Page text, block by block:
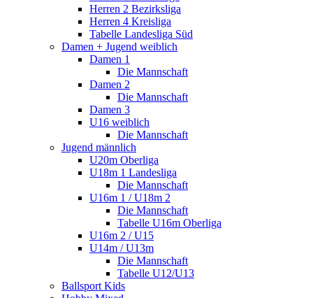
Herren 2 Bezirksliga
Herren 4 Kreisliga
Tabelle Landesliga Süd
Damen + Jugend weiblich
Damen 1
Die Mannschaft
Damen 2
Die Mannschaft
Damen 3
U16 weiblich
Die Mannschaft
Jugend männlich
U20m Oberliga
U18m 1 Landesliga
Die Mannschaft
U16m 1 / U18m 2
Die Mannschaft
Tabelle U16m Oberliga
U16m 2 / U15
U14m / U13m
Die Mannschaft
Tabelle U12/U13
Ballsport Kids